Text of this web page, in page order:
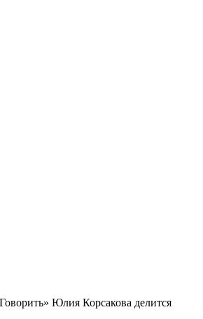
Юлия Корсакова делится